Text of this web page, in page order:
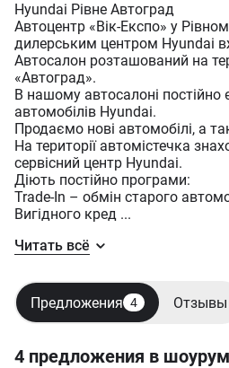
Hyundai Рівне Автоград
Автоцентр «Вік-Експо» у
дилерським центром Hyundai
Автосалон розташований на
«Автоград».
В нашому автосалоні постійно
автомобілів Hyundai.
Продаємо нові автомобілі, а
На території автомістечка
сервісний центр Hyundai.
Діють постійно програми:
Trade-In – обмін старого
Вигідного кред ...
Читать всё
Предложения 4 Отзывы
4 предложения в